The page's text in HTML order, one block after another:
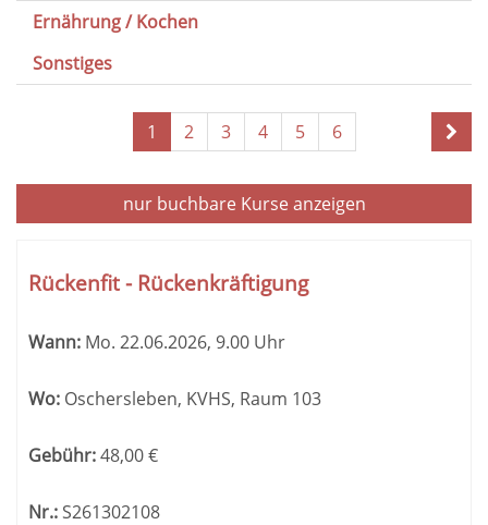
Ernährung / Kochen
Sonstiges
1 2 3 4 5 6
nur buchbareKurse anzeigen
Tabellenüberschriften
können
werden.
Rückenfit - Rückenkräftigung
Wann: Mo. 22.06.2026, 9.00 Uhr
Wo: Oschersleben, KVHS, Raum 103
Gebühr:48,00€
Nr.:S261302108